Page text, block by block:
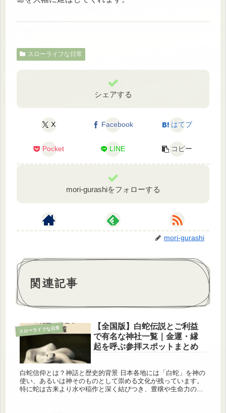
スローライフな日常
シェアする
X Facebook はてブ
Pocket LINE コピー
mori-gurashiをフォローする
mori-gurashi
関連記事
スローライフな日常
【全国版】白蛇伝説とご利益
で有名な神社一覧｜金運・縁
起を呼ぶ参拝スポットまとめ
白蛇信仰とは？神話と歴史的背景 日本各地には「白蛇」を神の
使い、あるいは神そのものとして崇める文化が残っています。
特に蛇は古来より水や稲作と深く結びつき、豊穣や生命力の象